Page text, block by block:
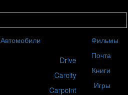
Автомобили
Drive
Carcity
Carpoint
Фильмы
Почта
Книги
Игры